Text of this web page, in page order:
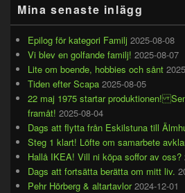
sidofältet
Widget
område
Mina senaste inlägg
Epilog för kategori Familj 2025-08-08
Vi blev en golfande familj! 2025-08-07
Lite om boende, hobbies och sånt
Tiden efter Scapa 2025-08-05
22 maj 1975 startar produktionen!
framåt! 2025-08-04
Dags att flytta från Eskilstuna till
Steg 1 klart! Löfte om samarbete
Hallå IKEA! Vill ni köpa soffor av oss?
Dags att fortsätta berätta om mitt liv.
Pehr Hörberg & altartavlor 2024-12-01